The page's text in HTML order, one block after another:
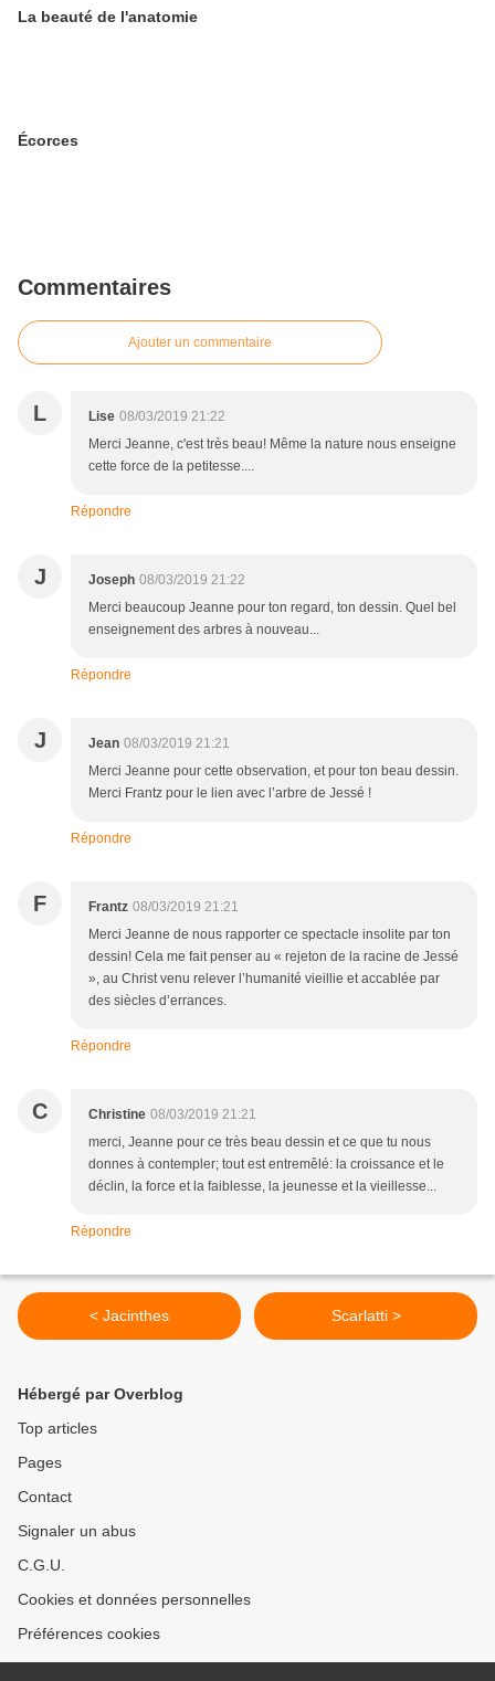
La beauté de l'anatomie
Écorces
Commentaires
Ajouter un commentaire
L Lise 08/03/2019 21:22
Merci Jeanne, c'est très beau! Même la nature nous enseigne
cette force de la petitesse....
Répondre
J Joseph 08/03/2019 21:22
Merci beaucoup Jeanne pour ton regard, ton dessin. Quel bel
enseignement des arbres à nouveau...
Répondre
J Jean 08/03/2019 21:21
Merci Jeanne pour cette observation, et pour ton beau dessin.
Merci Frantz pour le lien avec l’arbre de Jessé !
Répondre
F Frantz 08/03/2019 21:21
Merci Jeanne de nous rapporter ce spectacle insolite par ton
dessin! Cela me fait penser au « rejeton de la racine de Jessé
», au Christ venu relever l’humanité vieillie et accablée par
des siècles d’errances.
Répondre
C Christine 08/03/2019 21:21
merci, Jeanne pour ce très beau dessin et ce que tu nous
donnes à contempler; tout est entremêlé: la croissance et le
déclin, la force et la faiblesse, la jeunesse et la vieillesse...
Répondre
< Jacinthes Scarlatti >
Hébergé par Overblog
Top articles
Pages
Contact
Signaler un abus
C.G.U.
Cookies et données personnelles
Préférences cookies